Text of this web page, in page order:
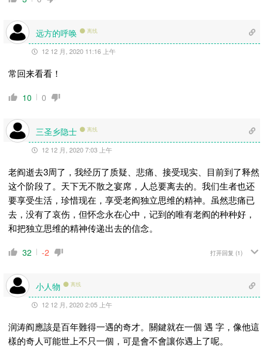
远方的呼唤 离线
12 12 月, 2020 11:16 上午
常回来看看！
10 0
三圣乡隐士 离线
12 12 月, 2020 7:03 上午
老阎逝去3周了，我经历了质疑、悲痛、接受现实、目前到了释然
这个阶段了。天下无不散之宴席，人总要离去的。我们生者也还
要享受生活，珍惜现在，享受老阎独立思维的精神。虽然悲痛已
去，没有了哀伤，但怀念永在心中， 记到的唯有老阎的种种好，
和把独立思维的精神传递出去的信念。
32 -2 打开回复 (1)
小人物 离线
12 12 月, 2020 2:05 上午
润涛阎應該是百年難得一遇的奇才。關鍵就在一個 遇 字，像他這
樣的奇人可能世上不只一個，可是會不會讓你遇上了呢。